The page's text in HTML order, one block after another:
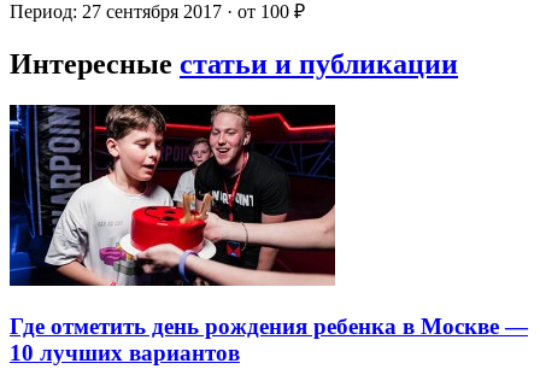
Период: 27 сентября 2017 · от 100 ₽
Интересные статьи и публикации
Где отметить день рождения ребенка в Москве —
10 лучших вариантов